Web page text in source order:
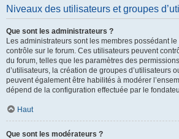
Niveaux des utilisateurs et groupes
Que sont les administrateurs ?
Les administrateurs sont les membres possédant
contrôle sur le forum. Ces utilisateurs peuvent
du forum, telles que les paramètres des
d’utilisateurs, la création de groupes d’utilisateurs
peuvent également être habilités à modérer
dépend de la configuration effectuée par le
Haut
Que sont les modérateurs ?